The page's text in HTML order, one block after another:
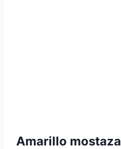
Amarillo mostaza